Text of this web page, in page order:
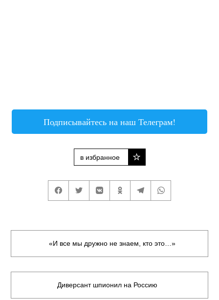
Подписывайтесь на наш Телеграм!
в избранное
«И все мы дружно не знаем, кто это…»
Диверсант шпионил на Россию